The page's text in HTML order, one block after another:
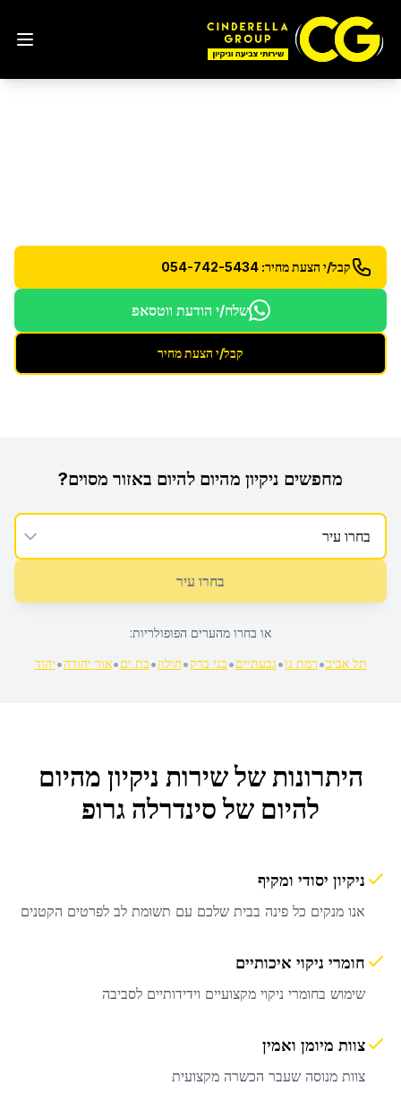
קבל/י הצעת מחיר: 054-742-5434
שלח/י הודעת ווטסאפ
קבל/י הצעת מחיר
מחפשים ניקיון מהיום להיום באזור מסוים?
בחרו עיר
או בחרו מהערים הפופולריות:
תל אביב•רמת גן•גבעתיים•בני ברק•חולון•בת ים•אור יהודה•יהוד
היתרונות של שירות ניקיון מהיום
להיום של סינדרלה גרופ
ניקיון יסודי ומקיף
אנו מנקים כל פינה בבית שלכם עם תשומת לב לפרטים הקטנים
חומרי ניקוי איכותיים
שימוש בחומרי ניקוי מקצועיים וידידותיים לסביבה
צוות מיומן ואמין
צוות מנוסה שעבר הכשרה מקצועית